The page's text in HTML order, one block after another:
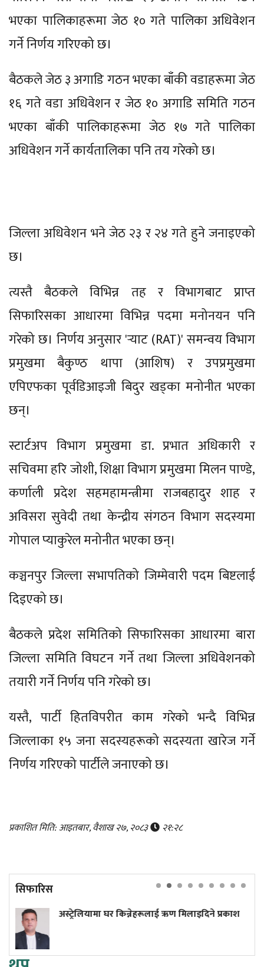
भएका पालिकाहरूमा जेठ १० गते पालिका अधिवेशन
गर्ने निर्णय गरिएको छ।
बैठकले जेठ ३ अगाडि गठन भएका बाँकी वडाहरूमा जेठ
१६ गते वडा अधिवेशन र जेठ १० अगाडि समिति गठन
भएका बाँकी पालिकाहरूमा जेठ १७ गते पालिका
अधिवेशन गर्ने कार्यतालिका पनि तय गरेको छ।
जिल्ला अधिवेशन भने जेठ २३ र २४ गते हुने जनाइएको
छ।
त्यस्तै बैठकले विभिन्न तह र विभागबाट प्राप्त
सिफारिसका आधारमा विभिन्न पदमा मनोनयन पनि
गरेको छ। निर्णय अनुसार 'र्‍याट (RAT)' समन्वय विभाग
प्रमुखमा बैकुण्ठ थापा (आशिष) र उपप्रमुखमा
एपिएफका पूर्वडिआइजी बिदुर खड्का मनोनीत भएका
छन्।
स्टार्टअप विभाग प्रमुखमा डा. प्रभात अधिकारी र
सचिवमा हरि जोशी, शिक्षा विभाग प्रमुखमा मिलन पाण्डे,
कर्णाली प्रदेश सहमहामन्त्रीमा राजबहादुर शाह र
अविसरा सुवेदी तथा केन्द्रीय संगठन विभाग सदस्यमा
गोपाल प्याकुरेल मनोनीत भएका छन्।
कञ्चनपुर जिल्ला सभापतिको जिम्मेवारी पदम बिष्टलाई
दिइएको छ।
बैठकले प्रदेश समितिको सिफारिसका आधारमा बारा
जिल्ला समिति विघटन गर्ने तथा जिल्ला अधिवेशनको
तयारी गर्ने निर्णय पनि गरेको छ।
यस्तै, पार्टी हितविपरीत काम गरेको भन्दै विभिन्न
जिल्लाका १५ जना सदस्यहरूको सदस्यता खारेज गर्ने
निर्णय गरिएको पार्टीले जनाएको छ।
प्रकाशित मिति: आइतबार, वैशाख २७, २०८३ २१:२८
सिफारिस
घर किन्नेहरूलाई ऋण मिलाइदिने प्रकाश